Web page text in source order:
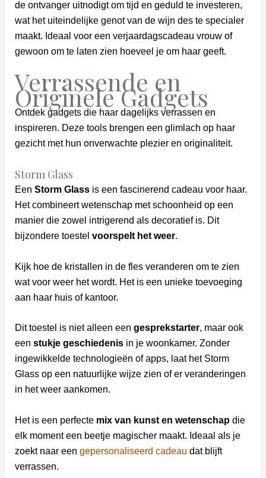
de ontvanger uitnodigt om tijd en geduld te investeren,
wat het uiteindelijke genot van de wijn des te specialer
maakt. Ideaal voor een verjaardagscadeau vrouw of
gewoon om te laten zien hoeveel je om haar geeft.
Verrassende en
Originele Gadgets
Ontdek gadgets die haar dagelijks verrassen en
inspireren. Deze tools brengen een glimlach op haar
gezicht met hun onverwachte plezier en originaliteit.
Storm Glass
Een Storm Glassis een fascinerend cadeau voor haar.
Het combineert wetenschap met schoonheid op een
manier die zowel intrigerend als decoratief is. Dit
bijzondere toestel voorspelt het weer.
Kijk hoe de kristallen in de fles veranderen om te zien
wat voor weer het wordt. Het is een unieke toevoeging
aan haar huis of kantoor.
Dit toestel is niet alleen een gesprekstarter, maar ook
een stukje geschiedenisin je woonkamer. Zonder
ingewikkelde technologieën of apps, laat het Storm
Glass op een natuurlijke wijze zien of er veranderingen
in het weer aankomen.
Het is een perfecte mix van kunst en wetenschapdie
elk moment een beetje magischer maakt. Ideaal als je
zoekt naar een gepersonaliseerd cadeau dat blijft
verrassen.